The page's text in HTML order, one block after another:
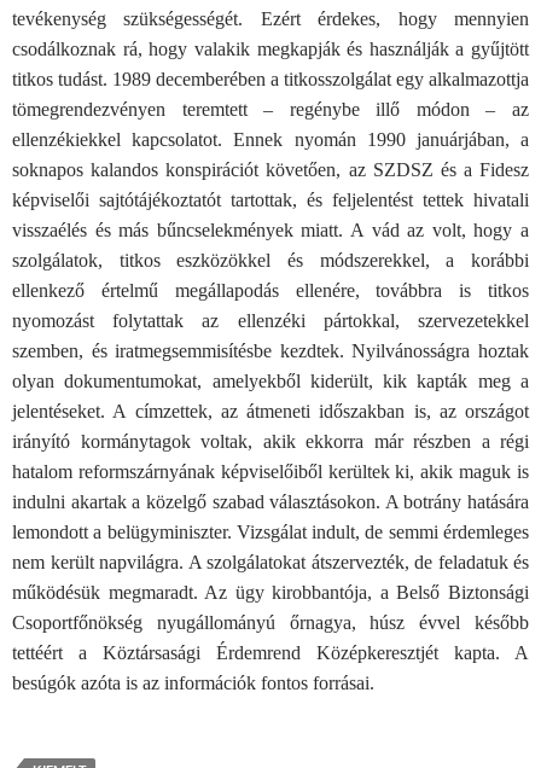
tevékenység szükségességét. Ezért érdekes, hogy mennyien
csodálkoznak rá, hogy valakik megkapják és használják a gyűjtött
titkos tudást. 1989 decemberében a titkosszolgálat egy alkalmazottja
tömegrendezvényen teremtett – regénybe illő módon – az
ellenzékiekkel kapcsolatot. Ennek nyomán 1990 januárjában, a
soknapos kalandos konspirációt követően, az SZDSZ és a Fidesz
képviselői sajtótájékoztatót tartottak, és feljelentést tettek hivatali
visszaélés és más bűncselekmények miatt. A vád az volt, hogy a
szolgálatok, titkos eszközökkel és módszerekkel, a korábbi
ellenkező értelmű megállapodás ellenére, továbbra is titkos
nyomozást folytattak az ellenzéki pártokkal, szervezetekkel
szemben, és iratmegsemmisítésbe kezdtek. Nyilvánosságra hoztak
olyan dokumentumokat, amelyekből kiderült, kik kapták meg a
jelentéseket. A címzettek, az átmeneti időszakban is, az országot
irányító kormánytagok voltak, akik ekkorra már részben a régi
hatalom reformszárnyának képviselőiből kerültek ki, akik maguk is
indulni akartak a közelgő szabad választásokon. A botrány hatására
lemondott a belügyminiszter. Vizsgálat indult, de semmi érdemleges
nem került napvilágra. A szolgálatokat átszervezték, de feladatuk és
működésük megmaradt. Az ügy kirobbantója, a Belső Biztonsági
Csoportfőnökség nyugállományú őrnagya, húsz évvel később
tettéért a Köztársasági Érdemrend Középkeresztjét kapta. A
besúgók azóta is az információk fontos forrásai.